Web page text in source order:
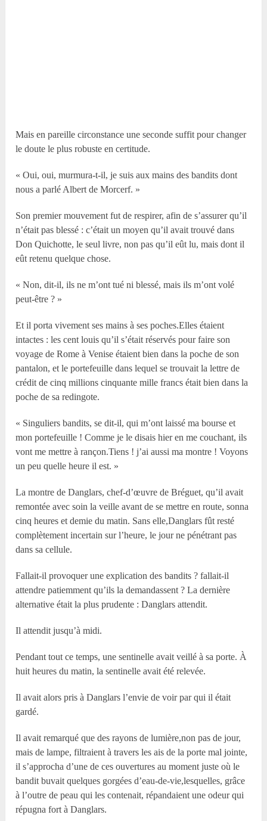
Mais en pareille circonstance une seconde suffit pour changer
le doute le plus robuste en certitude.
« Oui, oui, murmura-t-il, je suis aux mains des bandits dont
nous a parlé Albert de Morcerf. »
Son premier mouvement fut de respirer, afin de s’assurer qu’il
n’était pas blessé : c’était un moyen qu’il avait trouvé dans
Don Quichotte, le seul livre, non pas qu’il eût lu, mais dont il
eût retenu quelque chose.
« Non, dit-il, ils ne m’ont tué ni blessé, mais ils m’ont volé
peut-être ? »
Et il porta vivement ses mains à ses poches.Elles étaient
intactes : les cent louis qu’il s’était réservés pour faire son
voyage de Rome à Venise étaient bien dans la poche de son
pantalon, et le portefeuille dans lequel se trouvait la lettre de
crédit de cinq millions cinquante mille francs était bien dans la
poche de sa redingote.
« Singuliers bandits, se dit-il, qui m’ont laissé ma bourse et
mon portefeuille ! Comme je le disais hier en me couchant, ils
vont me mettre à rançon.Tiens ! j’ai aussi ma montre ! Voyons
un peu quelle heure il est. »
La montre de Danglars, chef-d’œuvre de Bréguet, qu’il avait
remontée avec soin la veille avant de se mettre en route, sonna
cinq heures et demie du matin. Sans elle,Danglars fût resté
complètement incertain sur l’heure, le jour ne pénétrant pas
dans sa cellule.
Fallait-il provoquer une explication des bandits ? fallait-il
attendre patiemment qu’ils la demandassent ? La dernière
alternative était la plus prudente : Danglars attendit.
Il attendit jusqu’à midi.
Pendant tout ce temps, une sentinelle avait veillé à sa porte. À
huit heures du matin, la sentinelle avait été relevée.
Il avait alors pris à Danglars l’envie de voir par qui il était
gardé.
Il avait remarqué que des rayons de lumière,non pas de jour,
mais de lampe, filtraient à travers les ais de la porte mal jointe,
il s’approcha d’une de ces ouvertures au moment juste où le
bandit buvait quelques gorgées d’eau-de-vie,lesquelles, grâce
à l’outre de peau qui les contenait, répandaient une odeur qui
répugna fort à Danglars.